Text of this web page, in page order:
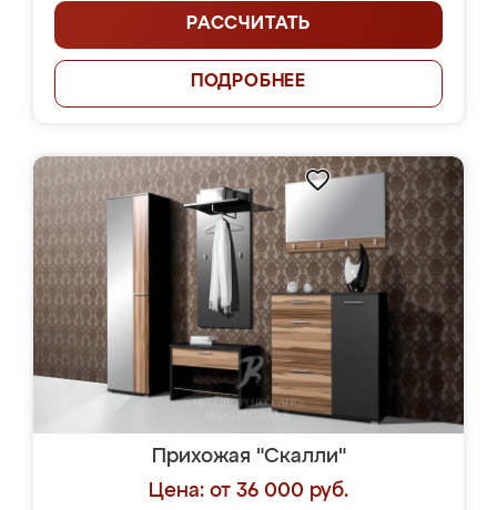
РАССЧИТАТЬ
ПОДРОБНЕЕ
Прихожая "Скалли"
Цена: от 36 000 руб.